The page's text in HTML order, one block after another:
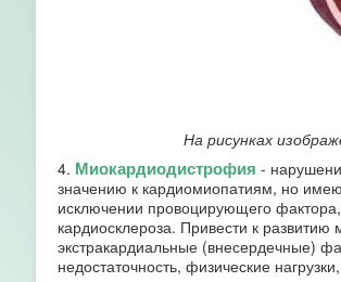
На рисунках
4. Миокардиодистрофия -
значению к кардиомиопатиям, но
исключении провоцирующего
кардиосклероза. Привести к
экстракардиальные (внесердечные)
недостаточность, физические